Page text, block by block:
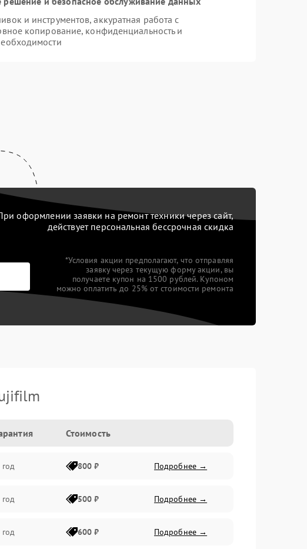
и инструментов, аккуратная работа с
копирование, конфиденциальность и
оформлении заявки на ремонт техники через сайт,
действует персональная бессрочная скидка
*Условия акции предполагают, что отправляя
заявку через текущую форму акции, вы
получаете купон на 1500 рублей. Купоном
можно оплатить до 25% от стоимости ремонта
Стоимость
год 800 ₽ Подробнее →
год 500 ₽ Подробнее →
год 600 ₽ Подробнее →